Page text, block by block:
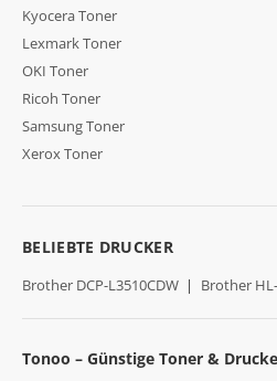
Kyocera Toner
Lexmark Toner
OKI Toner
Ricoh Toner
Samsung Toner
Xerox Toner
BELIEBTE DRUCKER
Brother DCP-L3510CDW | Brother
Tonoo – Günstige Toner &